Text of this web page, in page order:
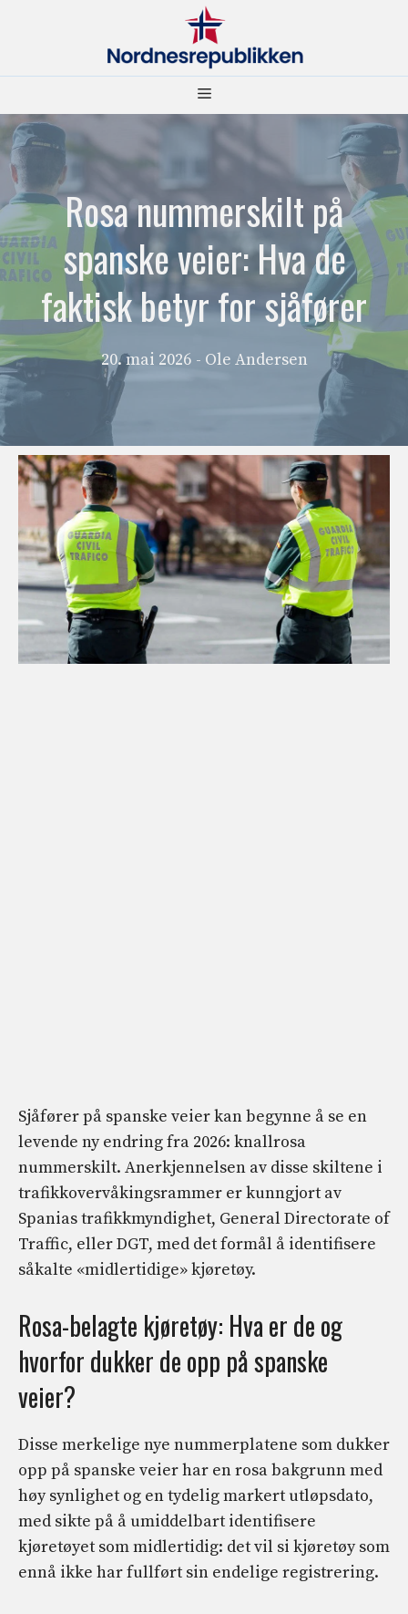
Meny
Rosa nummerskilt på
spanske veier: Hva de
faktisk betyr for sjåfører
20. mai 2026 - Ole Andersen
Sjåfører på spanske veier kan begynne å se en
levende ny endring fra 2026: knallrosa
nummerskilt. Anerkjennelsen av disse skiltene i
trafikkovervåkingsrammer er kunngjort av
Spanias trafikkmyndighet, General Directorate of
Traffic, eller DGT, med det formål å identifisere
såkalte «midlertidige» kjøretøy.
Rosa-belagte kjøretøy: Hva er de og
hvorfor dukker de opp på spanske
veier?
Disse merkelige nye nummerplatene som dukker
opp på spanske veier har en rosa bakgrunn med
høy synlighet og en tydelig markert utløpsdato,
med sikte på å umiddelbart identifisere
kjøretøyet som midlertidig: det vil si kjøretøy som
ennå ikke har fullført sin endelige registrering.